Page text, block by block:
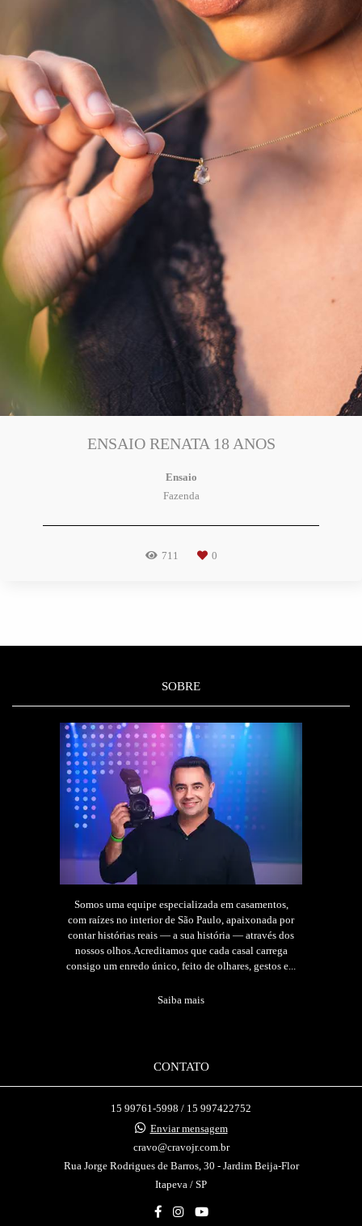
ENSAIO RENATA 18 ANOS
Ensaio
Fazenda
711 0
SOBRE
Somos uma equipe especializada em casamentos,
com raízes no interior de São Paulo, apaixonada por
contar histórias reais — a sua história — através dos
nossos olhos.Acreditamos que cada casal carrega
consigo um enredo único, feito de olhares, gestos e...
Saiba mais
CONTATO
15 99761-5998 / 15 997422752
Enviar mensagem
cravo@cravojr.com.br
Rua Jorge Rodrigues de Barros, 30 - Jardim Beija-Flor
Itapeva / SP